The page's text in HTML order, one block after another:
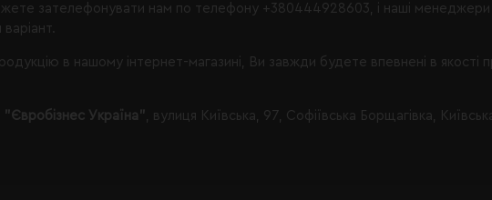
зателефонувати нам по телефону +380444928603 , і наші
в нашому інтернет-магазині, Ви завжди будете впевнені в
"Євробізнес Україна" , вулиця Київська, 97, Софіївська Борщагівка,